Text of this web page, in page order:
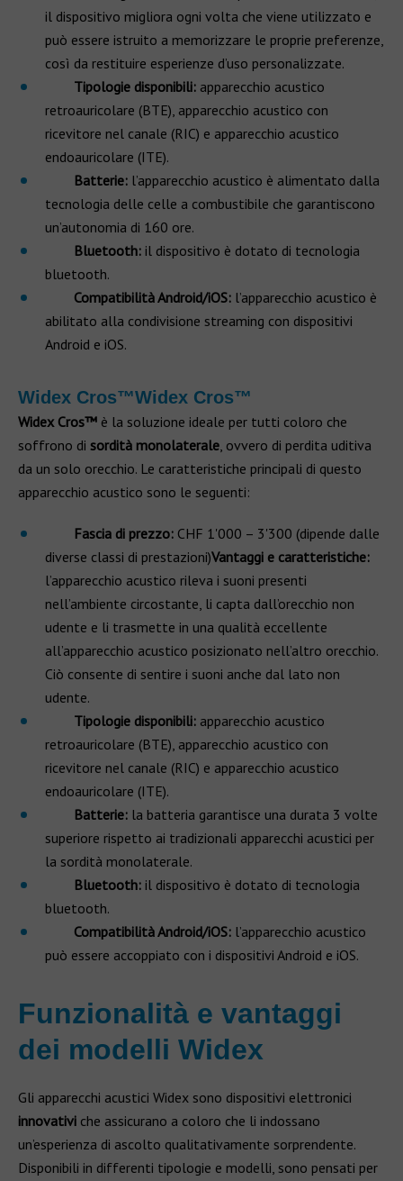
il dispositivo migliora ogni volta che viene utilizzato e
può essere istruito a memorizzare le proprie preferenze,
così da restituire esperienze d’uso personalizzate.
Tipologie disponibili: apparecchio acustico
retroauricolare (BTE), apparecchio acustico con
ricevitore nel canale (RIC) e apparecchio acustico
endoauricolare (ITE).
Batterie: l’apparecchio acustico è alimentato dalla
tecnologia delle celle a combustibile che garantiscono
un’autonomia di 160 ore.
Bluetooth: il dispositivo è dotato di tecnologia
bluetooth.
Compatibilità Android/iOS: l’apparecchio acustico è
abilitato alla condivisione streaming con dispositivi
Android e iOS.
Widex Cros™Widex Cros™
Widex Cros™ è la soluzione ideale per tutti coloro che
soffrono di sordità monolaterale, ovvero di perdita uditiva
da un solo orecchio. Le caratteristiche principali di questo
apparecchio acustico sono le seguenti:
Fascia di prezzo: CHF 1'000 – 3'300 (dipende dalle
diverse classi di prestazioni)Vantaggi e caratteristiche:
l’apparecchio acustico rileva i suoni presenti
nell’ambiente circostante, li capta dall’orecchio non
udente e li trasmette in una qualità eccellente
all’apparecchio acustico posizionato nell’altro orecchio.
Ciò consente di sentire i suoni anche dal lato non
udente.
Tipologie disponibili: apparecchio acustico
retroauricolare (BTE), apparecchio acustico con
ricevitore nel canale (RIC) e apparecchio acustico
endoauricolare (ITE).
Batterie: la batteria garantisce una durata 3 volte
superiore rispetto ai tradizionali apparecchi acustici per
la sordità monolaterale.
Bluetooth: il dispositivo è dotato di tecnologia
bluetooth.
Compatibilità Android/iOS: l’apparecchio acustico
può essere accoppiato con i dispositivi Android e iOS.
Funzionalità e vantaggi
dei modelli Widex
Gli apparecchi acustici Widex sono dispositivi elettronici
innovativi che assicurano a coloro che li indossano
un’esperienza di ascolto qualitativamente sorprendente.
Disponibili in differenti tipologie e modelli, sono pensati per